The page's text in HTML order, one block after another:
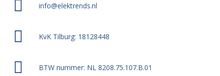
info@elektrends.nl
KvK Tilburg: 18128448
BTW nummer: NL 8208.75.107.B.01